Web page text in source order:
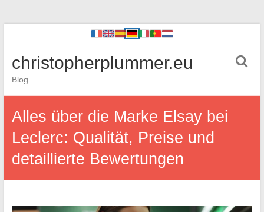
christopherplummer.eu
Blog
Alles über die Marke Elsay bei
Leclerc: Qualität, Preise und
detaillierte Bewertungen